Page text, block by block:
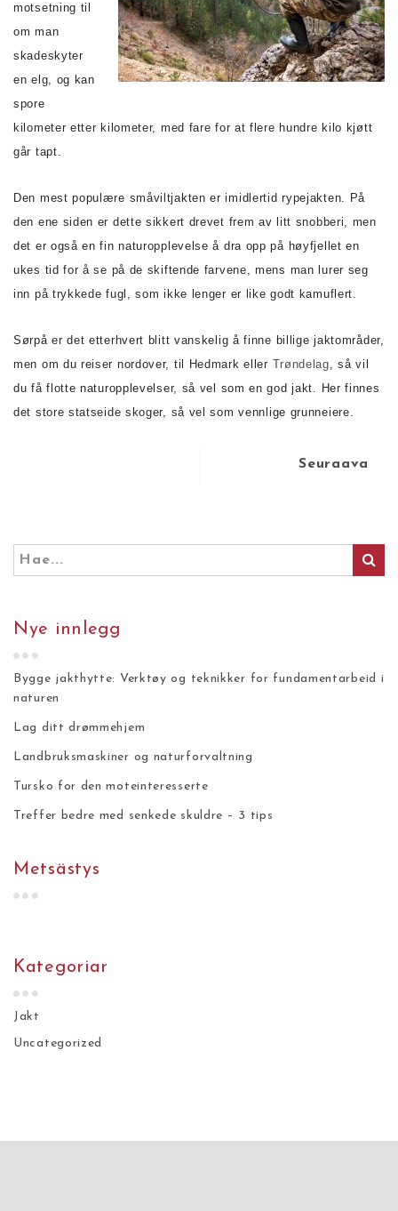
Nye innlegg
Bygge jakthytte: Verktøy og teknikker for fundamentarbeid i
naturen
Lag ditt drømmehjem
Landbruksmaskiner og naturforvaltning
Tursko for den moteinteresserte
Treffer bedre med senkede skuldre – 3 tips
Metsästys
Kategoriar
Jakt
Uncategorized
motsetning til
om man
skadeskyter
en elg, og kan
spore
kilometer etter kilometer, med fare for at flere hundre kilo kjøtt
går tapt.
Den mest populære småviltjakten er imidlertid rypejakten. På
den ene siden er dette sikkert drevet frem av litt snobberi, men
det er også en fin naturopplevelse å dra opp på høyfjellet en
ukes tid for å se på de skiftende farvene, mens man lurer seg
inn på trykkede fugl, som ikke lenger er like godt kamuflert.
Sørpå er det etterhvert blitt vanskelig å finne billige jaktområder,
men om du reiser nordover, til Hedmark eller Trøndelag, så vil
du få flotte naturopplevelser, så vel som en god jakt. Her finnes
det store statseide skoger, så vel som vennlige grunneiere.
Seuraava